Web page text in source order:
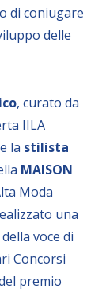
di coniugare
delle
, curato da
IILA
la stilista
MAISON
Moda
una
voce di
Concorsi
premio